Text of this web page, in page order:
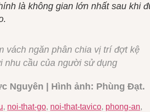
là không gian lớn nhất sau khi
vách ngăn phân chia vị trí đợt kệ
nhu cầu của người sử dụng
Nguyên | Hình ảnh: Phùng Đạt.
, noi-that-go, noi-that-tavico, phong-an,